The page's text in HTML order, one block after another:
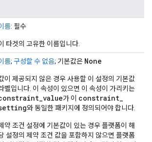
름: 필수
타겟의 고유한 이름입니다.
름; 구성할 수 없음; 기본값은 None
이 제공되지 않은 경우 사용할 이 설정의 기본값
벨입니다. 이 속성이 있으면 이 속성이 가리키는
_value가 이 constraint_
와 동일한 패키지에 정의되어야 합니다.
약 조건 설정에 기본값이 있는 경우 플랫폼이 해
설정의 제약 조건 값을 포함하지 않으면 플랫폼